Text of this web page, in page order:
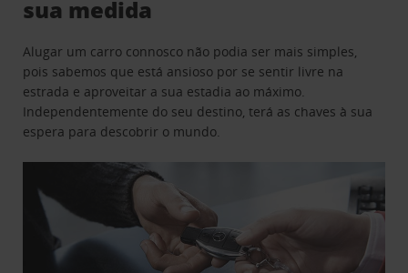
sua medida
Alugar um carro connosco não podia ser mais simples,
pois sabemos que está ansioso por se sentir livre na
estrada e aproveitar a sua estadia ao máximo.
Independentemente do seu destino, terá as chaves à sua
espera para descobrir o mundo.